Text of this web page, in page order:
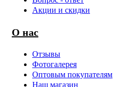
Акции и скидки
О нас
Отзывы
Фотогалерея
Оптовым покупателям
Наш магазин